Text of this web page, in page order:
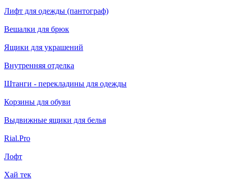
Лифт для одежды (пантограф)
Вешалки для брюк
Ящики для украшений
Внутренняя отделка
Штанги - перекладины для одежды
Корзины для обуви
Выдвижные ящики для белья
Rial.Pro
Лофт
Хай тек